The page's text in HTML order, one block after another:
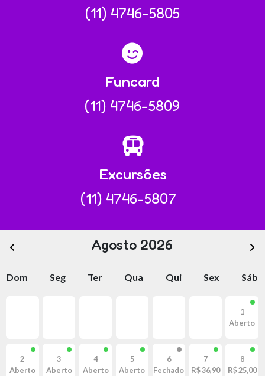
(11) 4746-5805
Funcard
(11) 4746-5809
Excursões
(11) 4746-5807
Agosto 2026
Dom Seg Ter Qua Qui Sex Sáb
1
Aberto
2
Aberto
3
Aberto
4
Aberto
5
Aberto
6
Fechado
7
R$ 36,90
8
R$ 25,00